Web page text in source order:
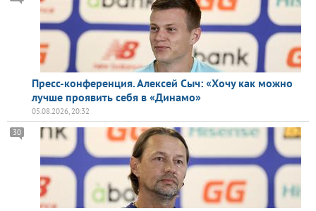
Пресс-конференция. Алексей Сыч: «Хочу как можно
лучше проявить себя в «Динамо»
05.08.2026, 20:32
30